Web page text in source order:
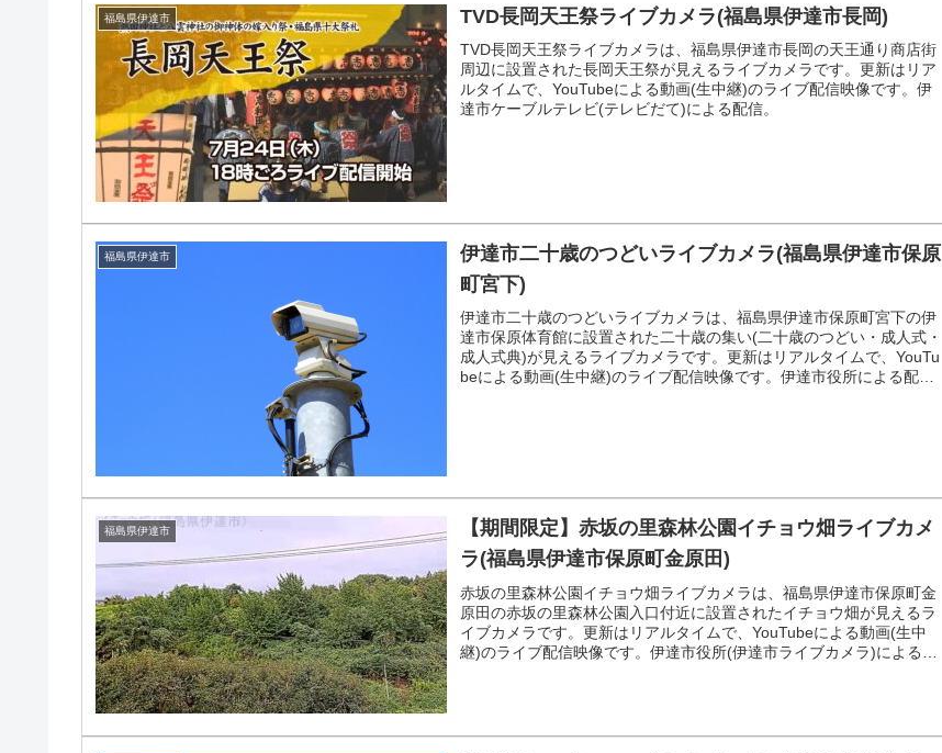
福島県伊達市 TVD長岡天王祭ライブカメラ(福島県伊達市長岡)
TVD長岡天王祭ライブカメラは、福島県伊達市長岡の天王通り商店街
周辺に設置された長岡天王祭が見えるライブカメラです。更新はリア
ルタイムで、YouTubeによる動画(生中継)のライブ配信映像です。伊
達市ケーブルテレビ(テレビだて)による配信。
福島県伊達市
伊達市二十歳のつどいライブカメラ(福島県伊達市保原
町宮下)
伊達市二十歳のつどいライブカメラは、福島県伊達市保原町宮下の伊
達市保原体育館に設置された二十歳の集い(二十歳のつどい・成人式・
成人式典)が見えるライブカメラです。更新はリアルタイムで、YouTu
beによる動画(生中継)のライブ配信映像です。伊達市役所による配
福島県伊達市
【期間限定】赤坂の里森林公園イチョウ畑ライブカメ
ラ(福島県伊達市保原町金原田)
赤坂の里森林公園イチョウ畑ライブカメラは、福島県伊達市保原町金
原田の赤坂の里森林公園入口付近に設置されたイチョウ畑が見えるラ
イブカメラです。更新はリアルタイムで、YouTubeによる動画(生中
継)のライブ配信映像です。伊達市役所(伊達市ライブカメラ)による配